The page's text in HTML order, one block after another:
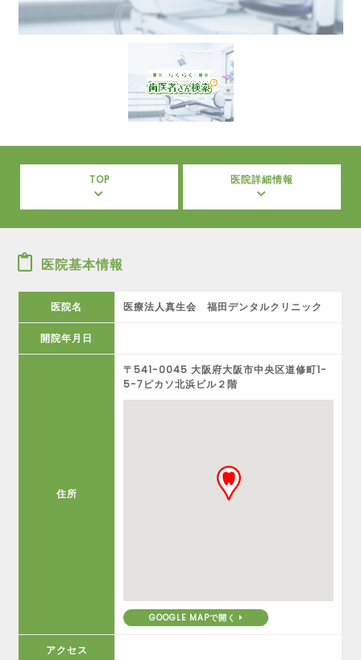
TOP 医院詳細情報
医院基本情報
医院名 医療法人真生会 福田デンタルクリニック
開院年月日
住所
〒541-0045 大阪府大阪市中央区道修町1-
5-7ピカソ北浜ビル２階
GOOGLE MAPで開く
アクセス